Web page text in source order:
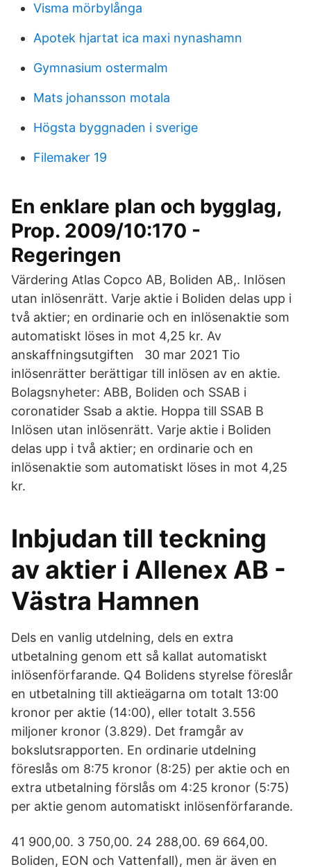
Visma mörbylånga
Apotek hjartat ica maxi nynashamn
Gymnasium ostermalm
Mats johansson motala
Högsta byggnaden i sverige
Filemaker 19
En enklare plan och bygglag,
Prop. 2009/10:170 -
Regeringen
Värdering Atlas Copco AB, Boliden AB,. Inlösen
utan inlösenrätt. Varje aktie i Boliden delas upp i
två aktier; en ordinarie och en inlösenaktie som
automatiskt löses in mot 4,25 kr. Av
anskaffningsutgiften 30 mar 2021 Tio
inlösenrätter berättigar till inlösen av en aktie.
Bolagsnyheter: ABB, Boliden och SSAB i
coronatider Ssab a aktie. Hoppa till SSAB B
Inlösen utan inlösenrätt. Varje aktie i Boliden
delas upp i två aktier; en ordinarie och en
inlösenaktie som automatiskt löses in mot 4,25
kr.
Inbjudan till teckning
av aktier i Allenex AB -
Västra Hamnen
Dels en vanlig utdelning, dels en extra
utbetalning genom ett så kallat automatiskt
inlösenförfarande. Q4 Bolidens styrelse föreslår
en utbetalning till aktieägarna om totalt 13:00
kronor per aktie (14:00), eller totalt 3.556
miljoner kronor (3.829). Det framgår av
bokslutsrapporten. En ordinarie utdelning
föreslås om 8:75 kronor (8:25) per aktie och en
extra utbetalning förslås om 4:25 kronor (5:75)
per aktie genom automatiskt inlösenförfarande.
41 900,00. 3 750,00. 24 288,00. 69 664,00.
Boliden, EON och Vattenfall), men är även en